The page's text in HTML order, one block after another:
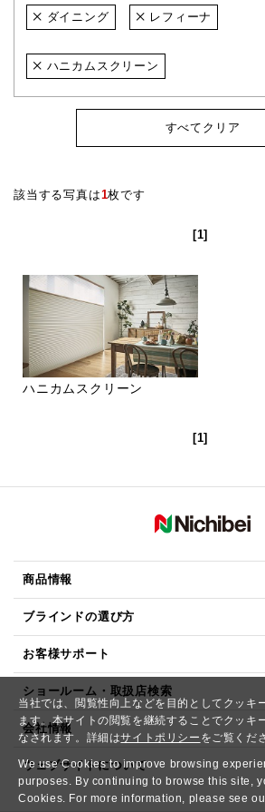
当社では、閲覧性向上などを目的としてクッキ
ます。本サイトの閲覧を継続することでクッキ
なされます。詳細はサイトポリシー をご覧くだ
We use Cookies to improve browsing
purposes. By continuing to browse this site,
Cookies. For more information, please see
ダイニング レフィーナ
ハニカムスクリーン
すべてクリア
該当する写真は1枚です
[1]
ハニカムスクリーン
[1]
商品情報
ブラインドの選び方
お客様サポート
ショールーム・取扱店検索
会社情報
ウェブサイトについて